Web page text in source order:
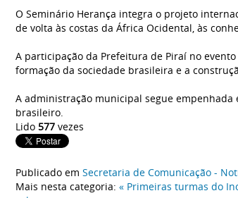
O Seminário Herança integra o projeto
de volta às costas da África Ocidental, às
A participação da Prefeitura de Piraí no
formação da sociedade brasileira e a
A administração municipal segue
brasileiro.
Lido 577 vezes
Publicado em Secretaria de Comunicação -
Mais nesta categoria: « Primeiras turmas do